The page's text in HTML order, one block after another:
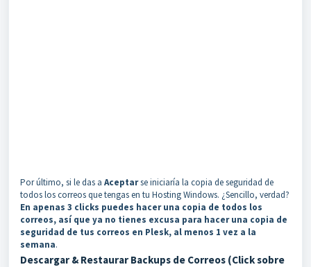
Por último, si le das a Aceptarse iniciaría la copia de seguridad de
todos los correos que tengas en tu Hosting Windows. ¿Sencillo, verdad?
En apenas 3 clicks puedes hacer una copia de todos los
correos, así que ya no tienes excusa para hacer una copia de
seguridad de tus correos en Plesk, al menos 1 vez a la
semana.
Descargar & Restaurar Backups de Correos (Click sobre